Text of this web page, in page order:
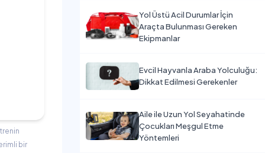
bir
Yol Üstü Acil Durumlar İçin
Araçta Bulunması Gereken
Ekipmanlar
Evcil Hayvanla Araba Yolculuğu:
Dikkat Edilmesi Gerekenler
Aile ile Uzun Yol Seyahatinde
Çocukları Meşgul Etme
Yöntemleri